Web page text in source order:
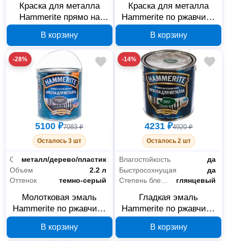
Краска для металла
Hammerite прямо на
9005 2.5 л, арт. 5093763
В корзину
Краска для металла
Hammerite по ржавчине
2,5 л 5094036
В корзину
-28%
5100 ₽7083 ₽
Осталось 3 шт
Основанияметалл/дерево/пластик
Объем
2.2 л
Оттенок
темно-серый
Молотковая эмаль
Hammerite по ржавчине
5272664
В корзину
-14%
4231 ₽4920 ₽
Осталось 2 шт
Влагостойкость
да
Быстросохнущая
да
Степень блеска
глянцевый
Гладкая эмаль
Hammerite по ржавчине
арт. 5272671
В корзину